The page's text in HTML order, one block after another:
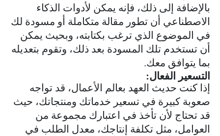
بالإضافة إلى ذلك، فإنه يمكن لأدوات الذكاء
الاصطناعي أن تطور مقالة متكاملة أو مسودة لك
في الموضوع الذي ترغب بكتابته، وبحيث يمكن
أن تستخدم تلك المسودة بعد ذلك، وتقوم بتعديله
بما يتوافق معك.
التسعير الفعال:
إذا كنت حديث العهد بعالم الأعمال، قد تواجه
صعوبة كبيرة في تسعير خدماتك ومنتجاتك، حيث
قد تحتاج لأن تأخذ في اعتبارك مجموعة من
العوامل، مثل تكلفة إنتاجك، معدل الطلب في